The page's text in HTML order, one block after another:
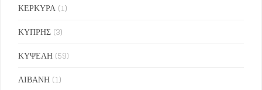
ΚΕΡΚΥΡΑ (1)
ΚΥΠΡΗΣ (3)
ΚΥΨΕΛΗ (59)
ΛΙΒΑΝΗ (1)